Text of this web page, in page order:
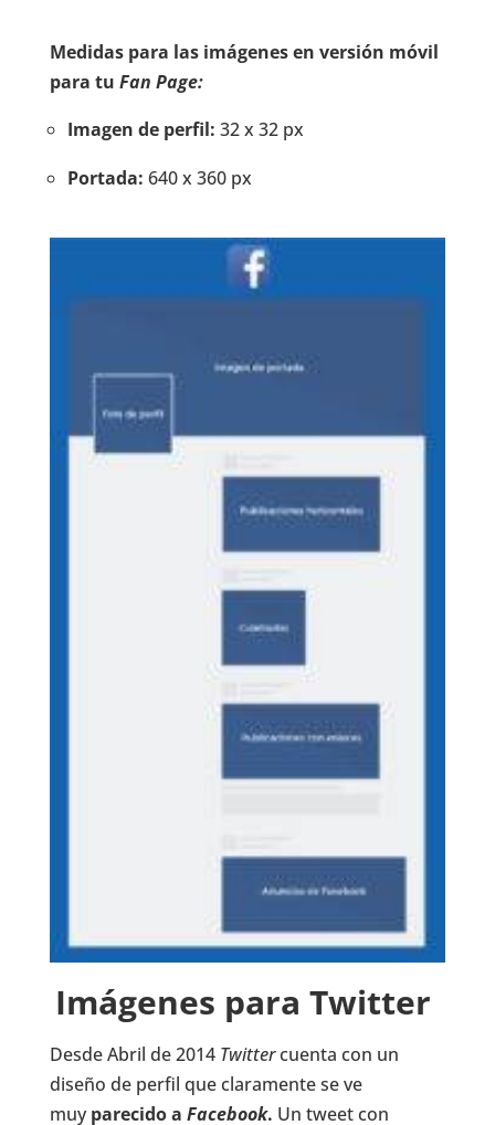
Medidas para las imágenes en versión móvil
para tu Fan Page:
Imagen de perfil: 32 x 32 px
Portada: 640 x 360 px
Imágenes para Twitter
Desde Abril de 2014 Twittercuenta con un
diseño de perfil que claramente se ve
muyparecido a Facebook. Un tweet con